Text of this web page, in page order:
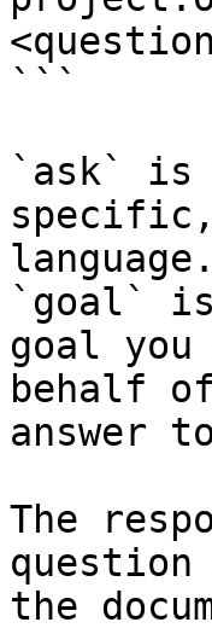
```
`ask` is
language.
`goal`
goal
behalf
answer
The
question
the